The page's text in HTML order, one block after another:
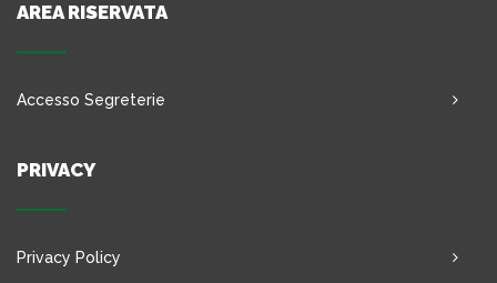
AREA RISERVATA
Accesso Segreterie
PRIVACY
Privacy Policy